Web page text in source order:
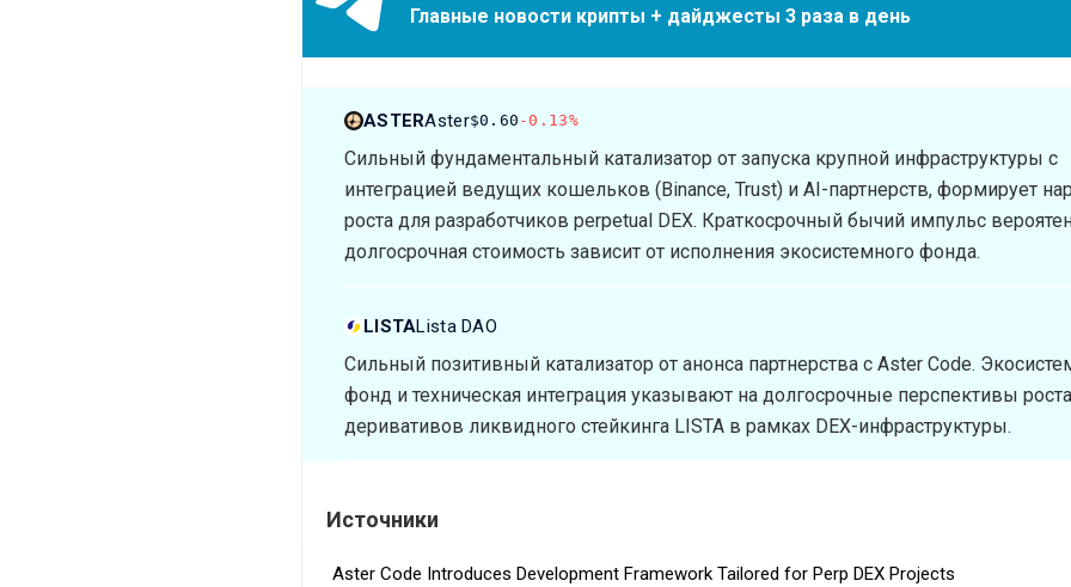
Главные новости крипты + дайджесты 3 раза в день
ASTERAster$0.60 -0.13%
Сильный фундаментальный катализатор от запуска крупной инфраструктуры с
интеграцией ведущих кошельков (Binance, Trust) и AI-партнерств, формирует
роста для разработчиков perpetual DEX. Краткосрочный бычий импульс
долгосрочная стоимость зависит от исполнения экосистемного фонда.
LISTALista DAO
Сильный позитивный катализатор от анонса партнерства с Aster Code.
фонд и техническая интеграция указывают на долгосрочные перспективы
деривативов ликвидного стейкинга LISTA в рамках DEX-инфраструктуры.
Источники
Aster Code Introduces Development Framework Tailored for Perp DEX Projects